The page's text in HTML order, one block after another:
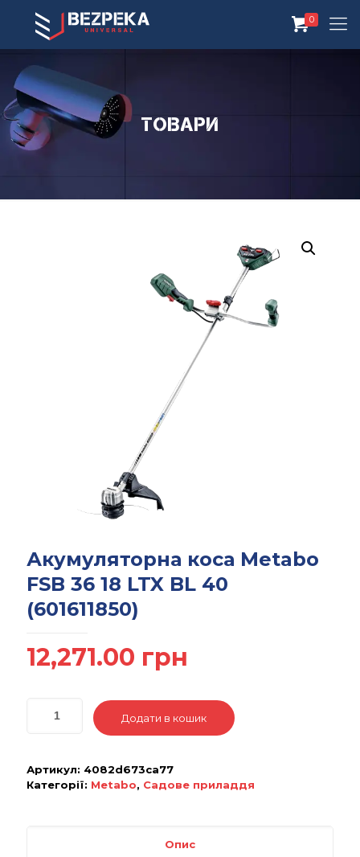
0
Товари
Акумуляторна коса Metabo
FSB 36 18 LTX BL 40
(601611850)
12,271.00 грн
Додати в кошик
Артикул: 4082d673ca77
Категорії: Metabo, Садове приладдя
Опис